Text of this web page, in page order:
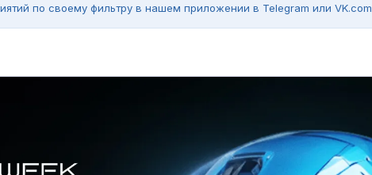
по своему фильтру в нашем приложении в Telegram или VK.com